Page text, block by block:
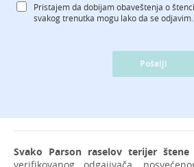
Pristajem da dobijam obaveštenja o
svakog trenutka mogu lako da se odjavim.
Pošalji
Svako Parson raselov terijer
verifikovanog odgajivača,